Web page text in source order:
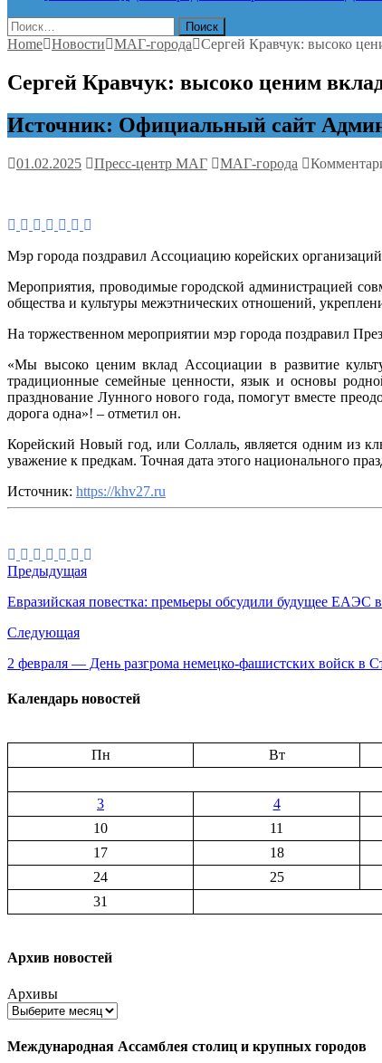
Найти:
Home Новости МАГ-города Сергей Кравчук: высоко
Сергей Кравчук: высоко ценим
Источник: Официальный сайт
01.02.2025 Пресс-центр МАГ МАГ-города
Мэр города поздравил Ассоциацию корейских
Мероприятия, проводимые городской администрацией
общества и культуры межэтнических отношений,
На торжественном мероприятии мэр города поздравил
«Мы высоко ценим вклад Ассоциации в развитие
традиционные семейные ценности, язык и основы
празднование Лунного нового года, помогут вместе
дорога одна»! – отметил он.
Корейский Новый год, или Соллаль, является одним из
уважение к предкам. Точная дата этого национального
Источник: https://khv27.ru
Предыдущая
Евразийская повестка: премьеры обсудили будущее ЕАЭС
Следующая
2 февраля — День разгрома немецко-фашистских войск в
Календарь новостей
Пн
Вт
3
4
10
11
17
18
24
25
31
Архив новостей
Архивы
Международная Ассамблея столиц и крупных городов